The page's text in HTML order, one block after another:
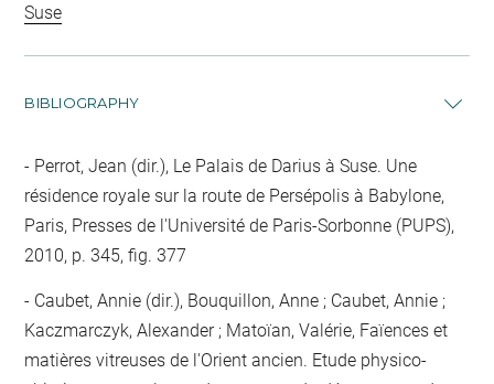
Suse
BIBLIOGRAPHY
Perrot, Jean (dir.), Le Palais de Darius à Suse. Une
résidence royale sur la route de Persépolis à Babylone,
Paris, Presses de l'Université de Paris-Sorbonne (PUPS),
2010, p. 345, fig. 377
Caubet, Annie (dir.), Bouquillon, Anne ; Caubet, Annie ;
Kaczmarczyk, Alexander ; Matoïan, Valérie, Faïences et
matières vitreuses de l'Orient ancien. Etude physico-